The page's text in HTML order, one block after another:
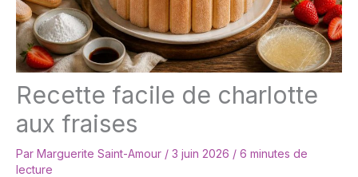
Recette facile de charlotte
aux fraises
Par Marguerite Saint-Amour / 3 juin 2026 / 6 minutes de
lecture